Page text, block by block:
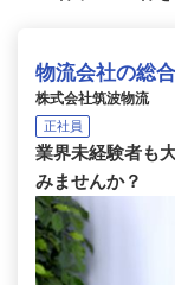
物流会社の総
株式会社筑波物流
正社員
業界未経験者も
みませんか？